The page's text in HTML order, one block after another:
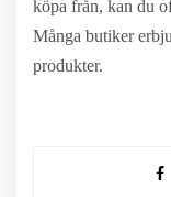
köpa från, kan du
Många butiker
produkter.